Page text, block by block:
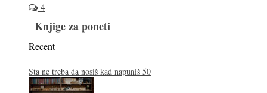
4
Knjige za poneti
Recent
Šta ne treba da nosiš kad napuniš 50